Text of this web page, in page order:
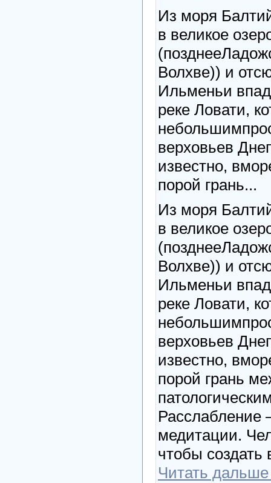
Из моря
в великое
Волхве)) и
Ильменьи
реке Ловати,
верховьев
известно,
порой грань...
Из моря
в великое
Волхве)) и
Ильменьи
реке Ловати,
верховьев
известно,
порой грань
Расслабление
медитации.
чтобы создать
Читать